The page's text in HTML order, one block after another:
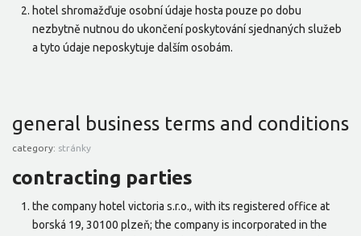
hotel shromažďuje osobní údaje hosta pouze po dobu
nezbytně nutnou do ukončení poskytování sjednaných služeb
a tyto údaje neposkytuje dalším osobám.
general business terms and conditions
category: stránky
contracting parties
the company hotel victoria s.r.o., with its registered office at
borská 19, 30100 plzeň; the company is incorporated in the